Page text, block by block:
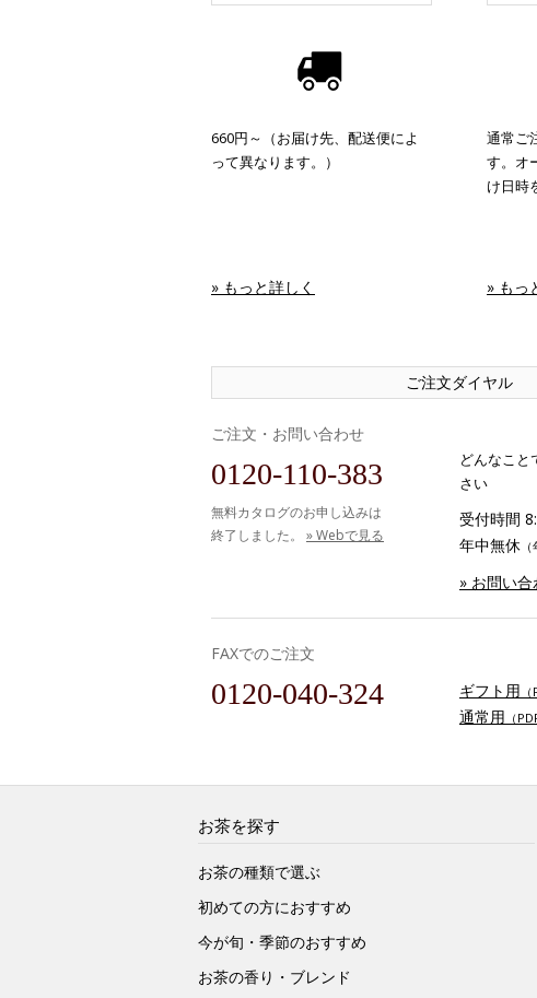
660円～（お届け先、配送便によ
って異なります。）
» もっと詳しく
通常ご
す。オ
け日時
» もっ
ご注文ダイヤル
ご注文・お問い合わせ
0120-110-383
無料カタログのお申し込みは
終了しました。 » Webで見る
どんなこと
さい
受付時間
年中無休
» お問い
FAXでのご注文
0120-040-324 ギフト用
通常用 （
お茶を探す
お茶の種類で選ぶ
初めての方におすすめ
今が旬・季節のおすすめ
お茶の香り・ブレンド